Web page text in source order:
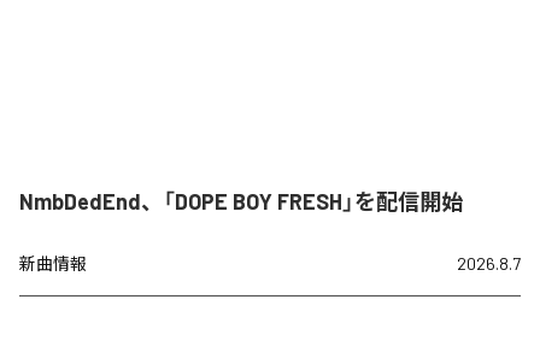
NmbDedEnd、「DOPE BOY FRESH」を配信開始
新曲情報 2026.8.7